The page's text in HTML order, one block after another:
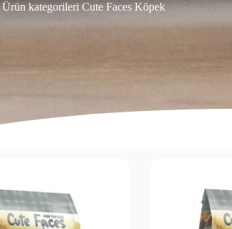
Ürün kategorileri Cute Faces Köpek